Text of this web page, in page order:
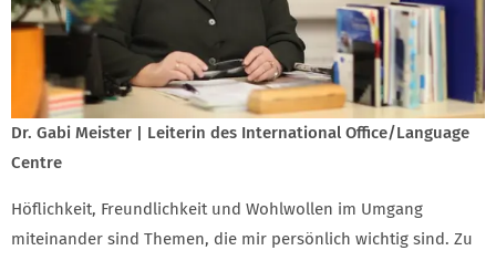
Dr. Gabi Meister | Leiterin des International Office/Language
Centre
Höflichkeit, Freundlichkeit und Wohlwollen im Umgang
miteinander sind Themen, die mir persönlich wichtig sind. Zu